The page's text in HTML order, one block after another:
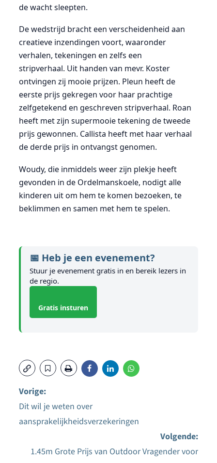
de wacht sleepten.
De wedstrijd bracht een verscheidenheid aan
creatieve inzendingen voort, waaronder
verhalen, tekeningen en zelfs een
stripverhaal. Uit handen van mevr. Koster
ontvingen zij mooie prijzen. Pleun heeft de
eerste prijs gekregen voor haar prachtige
zelfgetekend en geschreven stripverhaal. Roan
heeft met zijn supermooie tekening de tweede
prijs gewonnen. Callista heeft met haar verhaal
de derde prijs in ontvangst genomen.
Woudy, die inmiddels weer zijn plekje heeft
gevonden in de Ordelmanskoele, nodigt alle
kinderen uit om hem te komen bezoeken, te
beklimmen en samen met hem te spelen.
📅 Heb je een evenement?
Stuur je evenement gratis in en bereik lezers in
de regio.
Gratis insturen
Bericht
Vorige:
Dit wil je weten over
aansprakelijkheidsverzekeringen
Volgende:
1.45m Grote Prijs van Outdoor Vragender voor